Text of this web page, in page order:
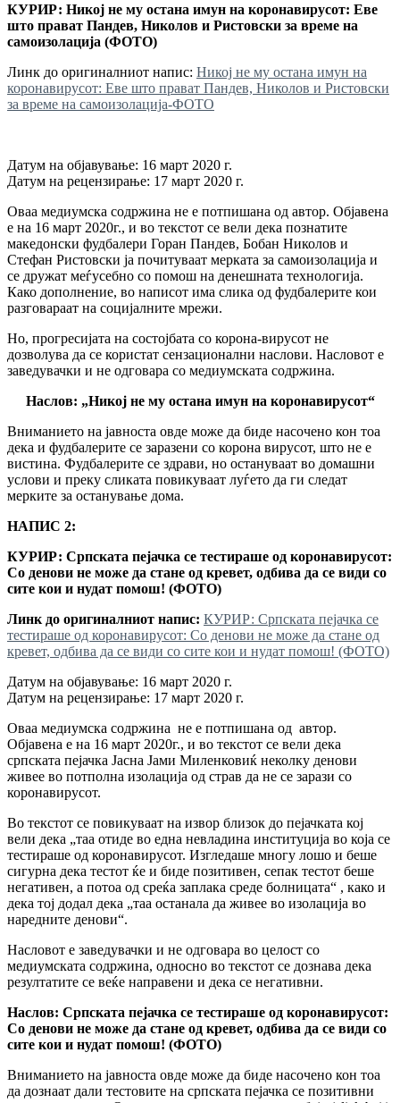
КУРИР: Никој не му остана имун на коронавирусот: Eве
што прават Пандев, Николов и Ристовски за време на
самоизолација (ФОТО)
Линк до оригиналниот напис: Никој не му остана имун на
коронавирусот: Eве што прават Пандев, Николов и Ристовски
за време на самоизолација-ФОТО
Датум на објавување: 16 март 2020 г.
Датум на рецензирање: 17 март 2020 г.
Оваа медиумска содржина не е потпишана од автор. Објавена
е на 16 март 2020г., и во текстот се вели дека познатите
македонски фудбалери Горан Пандев, Бобан Николов и
Стефан Ристовски ја почитуваат мерката за самоизолација и
се дружат меѓусебно со помош на денешната технологија.
Како дополнение, во написот има слика од фудбалерите кои
разговараат на социјалните мрежи.
Но, прогресијата на состојбата со корона-вирусот не
дозволува да се користат сензационални наслови. Насловот е
заведувачки и не одговара со медиумската содржина.
Наслов: „Никој не му остана имун на коронавирусот“
Вниманието на јавноста овде може да биде насочено кон тоа
дека и фудбалерите се заразени со корона вирусот, што не е
вистина. Фудбалерите се здрави, но остануваат во домашни
услови и преку сликата повикуваат луѓето да ги следат
мерките за останување дома.
НАПИС 2:
КУРИР: Српската пејачка се тестираше од коронавирусот:
Со денови не може да стане од кревет, одбива да се види со
сите кои и нудат помош! (ФОТО)
Линк до оригиналниот напис: КУРИР: Српската пејачка се
тестираше од коронавирусот: Со денови не може да стане од
кревет, одбива да се види со сите кои и нудат помош! (ФОТО)
Датум на објавување: 16 март 2020 г.
Датум на рецензирање: 17 март 2020 г.
Оваа медиумска содржина не е потпишана од автор.
Објавена е на 16 март 2020г., и во текстот се вели дека
српската пејачка Јасна Јами Миленковиќ неколку денови
живее во потполна изолација од страв да не се зарази со
коронавирусот.
Во текстот се повикуваат на извор близок до пејачката кој
вели дека „таа отиде во една невладина институција во која се
тестираше од коронавирусот. Изгледаше многу лошо и беше
сигурна дека тестот ќе и биде позитивен, сепак тестот беше
негативен, а потоа од среќа заплака среде болницата“ , како и
дека тој додал дека „таа останала да живее во изолација во
наредните денови“.
Насловот е заведувачки и не одговара во целост со
медиумската содржина, односно во текстот се дознава дека
резултатите се веќе направени и дека се негативни.
Наслов: Српската пејачка се тестираше од коронавирусот:
Со денови не може да стане од кревет, одбива да се види со
сите кои и нудат помош! (ФОТО)
Вниманието на јавноста овде може да биде насочено кон тоа
да дознаат дали тестовите на српската пејачка се позитивни